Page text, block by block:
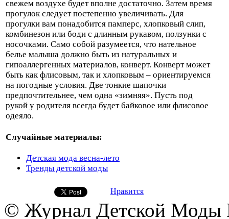
свежем воздухе будет вполне достаточно. Затем время
прогулок следует постепенно увеличивать. Для
прогулки вам понадобится памперс, хлопковый слип,
комбинезон или боди с длинным рукавом, ползунки с
носочками. Само собой разумеется, что нательное
белье малыша должно быть из натуральных и
гипоаллергенных материалов, конверт. Конверт может
быть как флисовым, так и хлопковым – ориентируемся
на погодные условия. Две тонкие шапочки
предпочтительнее, чем одна «зимняя». Пусть под
рукой у родителя всегда будет байковое или флисовое
одеяло.
Случайные материалы:
Детская мода весна-лето
Тренды детской моды
Нравится
© Журнал Детской Моды